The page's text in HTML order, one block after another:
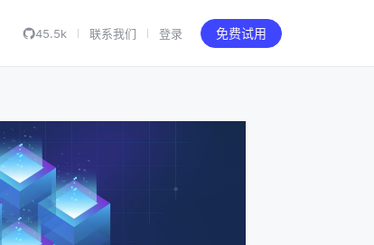
45.5k 联系我们 登录 免费试用